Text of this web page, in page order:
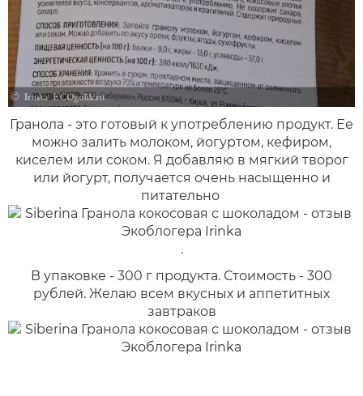
Гранола - это готовый к употреблению продукт. Ее
можно залить молоком, йогуртом, кефиром,
киселем или соком. Я добавляю в мягкий творог
или йогурт, получается очень насыщенно и
питательно
.
В упаковке - 300 г продукта. Стоимость - 300
рублей. Желаю всем вкусных и аппетитных
завтраков